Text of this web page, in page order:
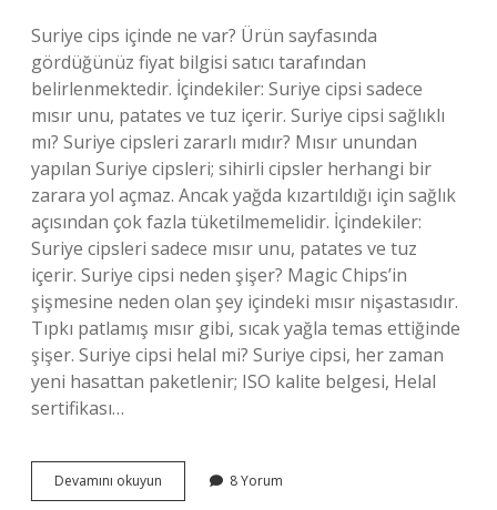
Suriye cips içinde ne var? Ürün sayfasında
gördüğünüz fiyat bilgisi satıcı tarafından
belirlenmektedir. İçindekiler: Suriye cipsi sadece
mısır unu, patates ve tuz içerir. Suriye cipsi sağlıklı
mı? Suriye cipsleri zararlı mıdır? Mısır unundan
yapılan Suriye cipsleri; sihirli cipsler herhangi bir
zarara yol açmaz. Ancak yağda kızartıldığı için sağlık
açısından çok fazla tüketilmemelidir. İçindekiler:
Suriye cipsleri sadece mısır unu, patates ve tuz
içerir. Suriye cipsi neden şişer? Magic Chips’in
şişmesine neden olan şey içindeki mısır nişastasıdır.
Tıpkı patlamış mısır gibi, sıcak yağla temas ettiğinde
şişer. Suriye cipsi helal mi? Suriye cipsi, her zaman
yeni hasattan paketlenir; ISO kalite belgesi, Helal
sertifikası…
Devamını okuyun
Cipsi
8 Yorum